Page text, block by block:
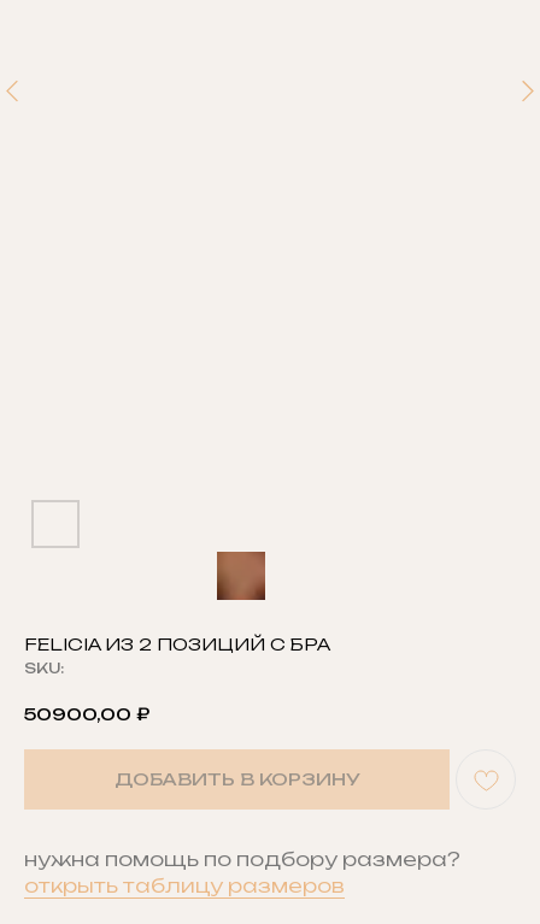
FELICIA ИЗ 2 ПОЗИЦИЙ С БРА
SKU:
50900,00 ₽
ДОБАВИТЬ В КОРЗИНУ
нужна помощь по подбору размера?
открыть таблицу размеров